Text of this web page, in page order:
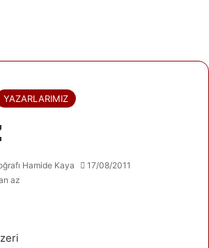
YAZARLARIMIZ
Hamide Kaya
17/08/2011
az